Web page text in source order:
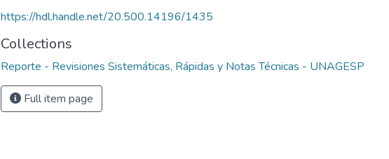
https://hdl.handle.net/20.500.14196/1435
Collections
Reporte - Revisiones Sistemáticas, Rápidas y Notas Técnicas - UNAGESP
Full item page